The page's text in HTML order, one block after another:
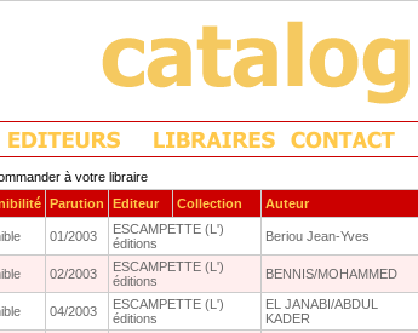
à votre libraire
Parution Editeur Collection Auteur
01/2003
ESCAMPETTE (L')
éditions
Beriou Jean-Yves
02/2003
ESCAMPETTE (L')
éditions
BENNIS/MOHAMMED
04/2003
ESCAMPETTE (L')
éditions
EL JANABI/ABDUL
KADER